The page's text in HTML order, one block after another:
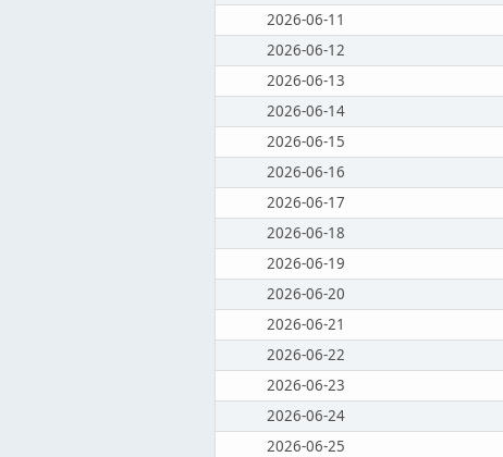
2026-06-11
2026-06-12
2026-06-13
2026-06-14
2026-06-15
2026-06-16
2026-06-17
2026-06-18
2026-06-19
2026-06-20
2026-06-21
2026-06-22
2026-06-23
2026-06-24
2026-06-25